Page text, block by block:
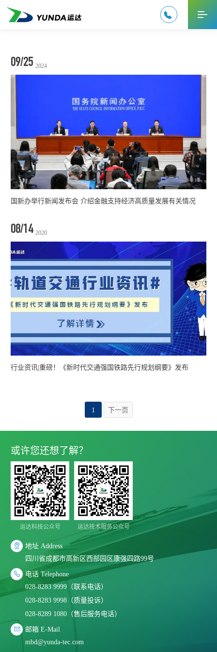
EN

 首页
09/25 2024
国新办举行新闻发布会 介绍金融支持经济高质量发展有关情况
08/14 2020
行业资讯|重磅！《新时代交通强国铁路先行规划纲要》发布
1 下一页
或许您还想了解？
运达科技公众号 运达技术服务公众号

地址 Address
四川省成都市高新区西部园区康强四路99号

电话 Telephone
028-8283 9999（联系电话）
028-8283 9998（质量投诉）
028-8289 1080（售后服务电话）

邮箱 E-Mail
mbd@yunda-tec.com